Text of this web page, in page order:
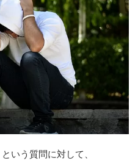
いう質問に対して、